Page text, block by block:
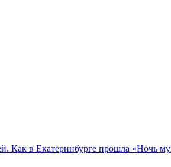
Как в Екатеринбурге прошла «Ночь